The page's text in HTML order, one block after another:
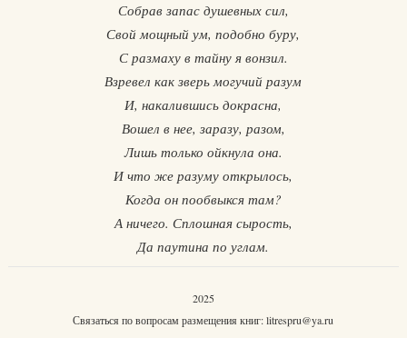
Собрав запас душевных сил,
Свой мощный ум, подобно буру,
С размаху в тайну я вонзил.
Взревел как зверь могучий разум
И, накалившись докрасна,
Вошел в нее, заразу, разом,
Лишь только ойкнула она.
И что же разуму открылось,
Когда он пообвыкся там?
А ничего. Сплошная сырость,
Да паутина по углам.
2025
Связаться по вопросам размещения книг:litrespru@ya.ru